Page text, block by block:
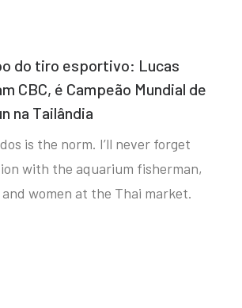
do tiro esportivo: Lucas
CBC, é Campeão Mundial de
na Tailândia
is the norm. I’ll never forget
with the aquarium fisherman,
women at the Thai market.